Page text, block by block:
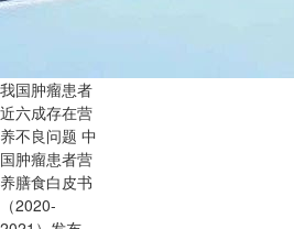
我国肿瘤患者
近六成存在营
养不良问题 中
国肿瘤患者营
养膳食白皮书
（2020-